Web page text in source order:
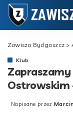
Zawisza Bydgoszcz >
Klub
Ostrowskim
Posted
Napisane przez